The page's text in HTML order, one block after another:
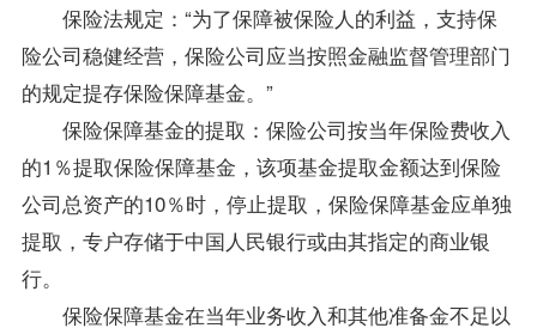
保险法规定：“为了保障被保险人的利益，支持保
险公司稳健经营，保险公司应当按照金融监督管理部门
的规定提存保险保障基金。”
保险保障基金的提取：保险公司按当年保险费收入
的1％提取保险保障基金，该项基金提取金额达到保险
公司总资产的10％时，停止提取，保险保障基金应单独
提取，专户存储于中国人民银行或由其指定的商业银
行。
保险保障基金在当年业务收入和其他准备金不足以